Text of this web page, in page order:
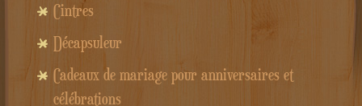
Cintres
Décapsuleur
Cadeaux de mariage pour anniversaires et
célébrations